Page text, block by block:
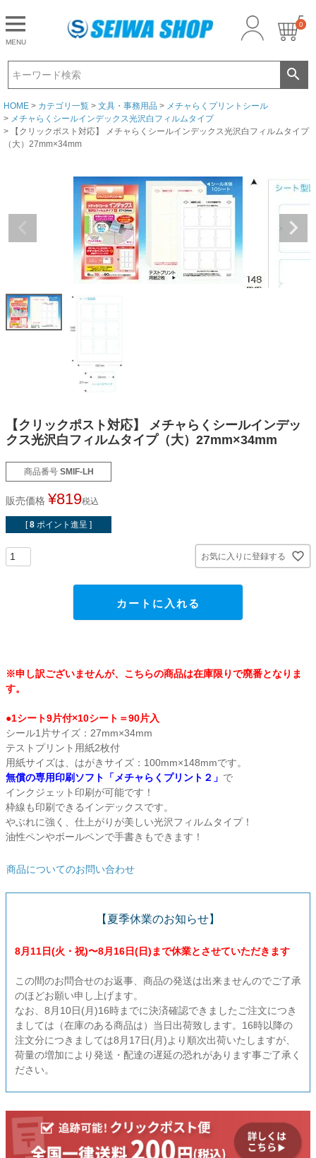
MENU
0
HOME カテゴリ一覧 文具・事務用品
メチャらくプリントシール
メチャらくシールインデックス光沢白フィルムタイプ
【クリックポスト対応】 メチャらくシールインデックス光沢白フィルムタイプ
（大）27mm×34mm
CLOSE
ログイン
ドリームパック
ドリームパックシリーズ
くりぴた浮きウキシリーズ
デザインシール
ファブリックパネル
ハンドクラフトアイテム
特殊粘着・吸着シート
両面テープ
梱包用品
感染防止関連商品
【クリックポスト対応】 メチャらくシールインデッ
クス光沢白フィルムタイプ（大）27mm×34mm
商品番号 SMIF-LH
販売価格 ¥819税込
[ 8 ポイント進呈 ]
お気に入りに登録する
カートに入れる
※申し訳ございませんが、こちらの商品は在庫限りで廃番となりま
す。
●1シート9片付×10シート＝90片入
シール1片サイズ：27mm×34mm
テストプリント用紙2枚付
用紙サイズは、はがきサイズ：100mm×148mmです。
無償の専用印刷ソフト「メチャらくプリント２」 で
インクジェット印刷が可能です！
枠線も印刷できるインデックスです。
やぶれに強く、仕上がりが美しい光沢フィルムタイプ！
油性ペンやボールペンで手書きもできます！
商品についてのお問い合わせ
【夏季休業のお知らせ】
8月11日(火・祝)〜8月16日(日)まで休業とさせていただきます
この間のお問合せのお返事、商品の発送は出来ませんのでご了承
のほどお願い申し上げます。
なお、8月10日(月)16時までに決済確認できましたご注文につき
ましては（在庫のある商品は）当日出荷致します。16時以降の
注文分につきましては8月17日(月)より順次出荷いたしますが、
荷量の増加により発送・配達の遅延の恐れがあります事ご了承く
ださい。